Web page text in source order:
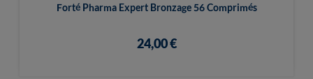
Forté Pharma Expert Bronzage 56 Comprimés
24,00 €